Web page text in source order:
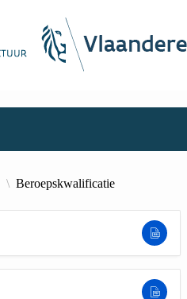
Beroepskwalificatie